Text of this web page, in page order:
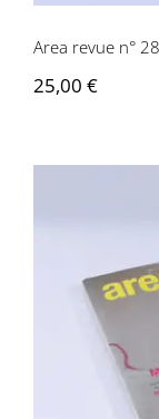
Area revue n°
25,00 €